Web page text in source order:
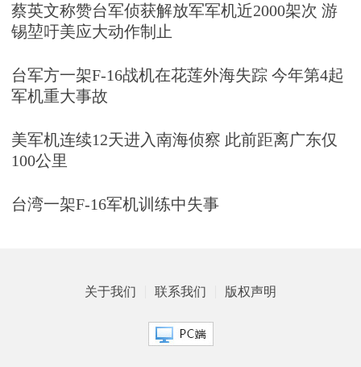
蔡英文称赞台军侦获解放军军机近2000架次 游
锡堃吁美应大动作制止
台军方一架F-16战机在花莲外海失踪 今年第4起
军机重大事故
美军机连续12天进入南海侦察 此前距离广东仅
100公里
台湾一架F-16军机训练中失事
关于我们 联系我们 版权声明